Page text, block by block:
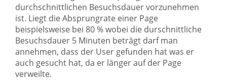
durchschnittlichen Besuchsdauer vorzunehmen
ist. Liegt die Absprungrate einer Page
beispielsweise bei 80 % wobei die durschnittliche
Besuchsdauer 5 Minuten beträgt darf man
annehmen, dass der User gefunden hat was er
auch gesucht hat, da er länger auf der Page
verweilte.